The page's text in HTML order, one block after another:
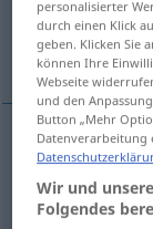
erschaffen,
erzeugen,
erschaffen,
stvoriti
personalisierter
durch einen Klick
geben. Klicken Sie
können Ihre
Webseite
und den
Button „Mehr
Datenverarbeitung
Wir und
Folgendes